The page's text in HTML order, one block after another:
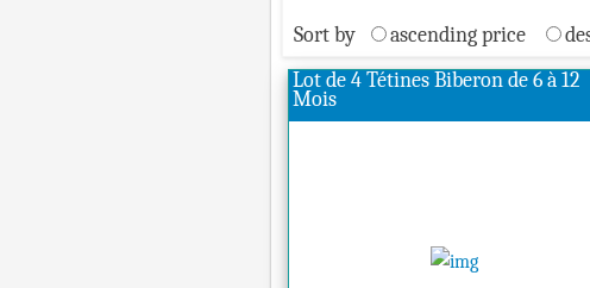
Sort by
ascending price
Lot de 4 Tétines Biberon de 6 à 12
Mois